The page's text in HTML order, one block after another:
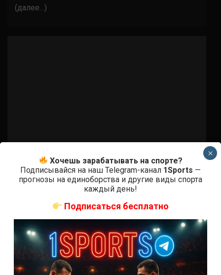
(далее…)
Бои ММА
Диего Лима – Чед Лаприз
(далее…)
Хочешь зарабатывать на спорте?
Подписывайся на наш Telegram-канал 1Sports —
прогнозы на единоборства и другие виды спорта
каждый день!
Подписаться бесплатно
×